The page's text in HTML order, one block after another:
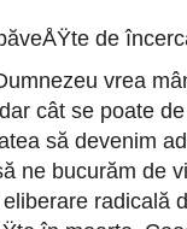
de
vrea
cât se poate
să devenim
ne bucurăm de
radicală